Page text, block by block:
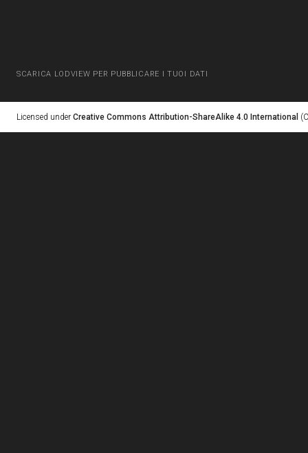
SCARICA LODVIEW PER PUBBLICARE I TUOI DATI
Licensed under Creative Commons Attribution-ShareAlike 4.0 International